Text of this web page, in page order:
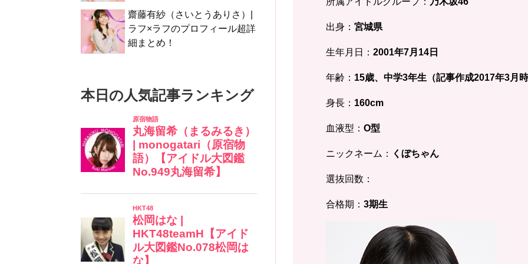
出身： 宮城県
生年月日： 2001年7月14日
年齢： 15歳、中学3年生（記事作成2017年3月
身長： 160cm
血液型： O型
ニックネーム： くぼちゃん
選抜回数：
合格期： 3期生
齋藤有紗（さいとうありさ）|
ラフ×ラフのプロフィール超詳
細まとめ！
本日の人気記事ランキング